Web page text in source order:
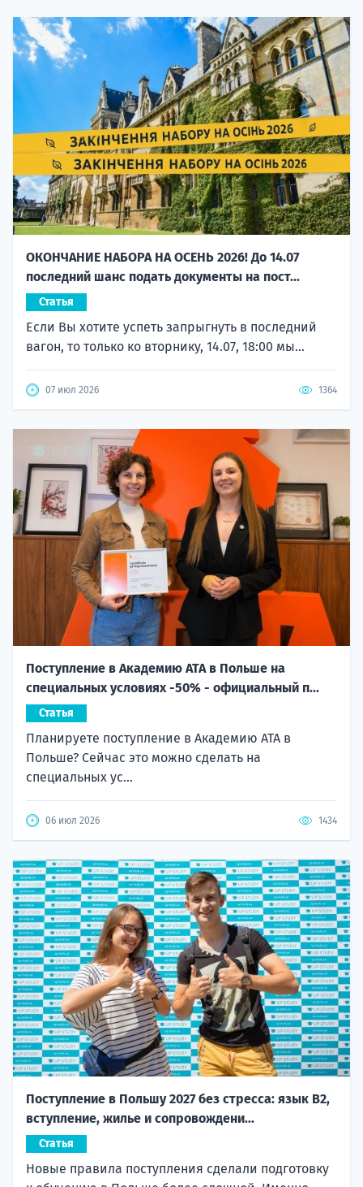
ОКОНЧАНИЕ НАБОРА НА ОСЕНЬ 2026! До 14.07
последний шанс подать документы на пост...
Статья
Если Вы хотите успеть запрыгнуть в последний
вагон, то только ко вторнику, 14.07, 18:00 мы...
07 июл 2026 1364
Поступление в Академию ATA в Польше на
специальных условиях -50% - официальный п...
Статья
Планируете поступление в Академию ATA в
Польше? Сейчас это можно сделать на
специальных ус...
06 июл 2026 1434
Поступление в Польшу 2027 без стресса: язык B2,
вступление, жилье и сопровождени...
Статья
Новые правила поступления сделали подготовку